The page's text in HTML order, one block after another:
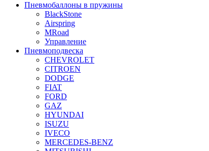
Пневмобаллоны в пружины
BlackStone
Airspring
MRoad
Управление
Пневмоподвеска
CHEVROLET
CITROEN
DODGE
FIAT
FORD
GAZ
HYUNDAI
ISUZU
IVECO
MERCEDES-BENZ